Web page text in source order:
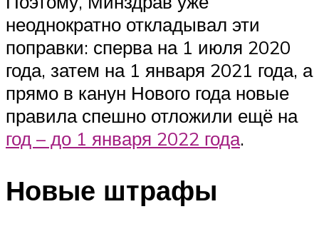
неоднократно откладывал эти
поправки: сперва на 1 июля 2020
года, затем на 1 января 2021 года, а
прямо в канун Нового года новые
правила спешно отложили ещё на
год – до 1 января 2022 года.
Новые штрафы